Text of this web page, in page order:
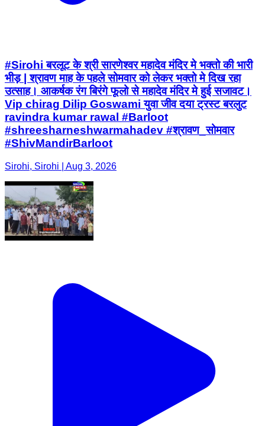
#Sirohi बरलूट के श्री सारणेश्वर महादेव मंदिर मे भक्तो की भारी
भीड़ | श्रावण माह के पहले सोमवार को लेकर भक्तो मे दिख रहा
उत्साह। आकर्षक रंग बिरंगे फूलो से महादेव मंदिर मे हुई सजावट।
Vip chirag Dilip Goswami युवा जीव दया ट्रस्ट बरलुट
ravindra kumar rawal #Barloot
#shreesharneshwarmahadev #श्रावण_सोमवार
#ShivMandirBarloot
Sirohi, Sirohi | Aug 3, 2026